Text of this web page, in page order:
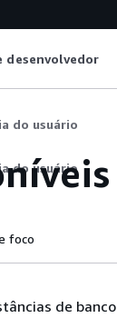
desenvolvedor
do usuário
do usuário
foco
de